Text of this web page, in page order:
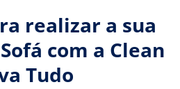
realizar a sua
com a Clean
Tudo